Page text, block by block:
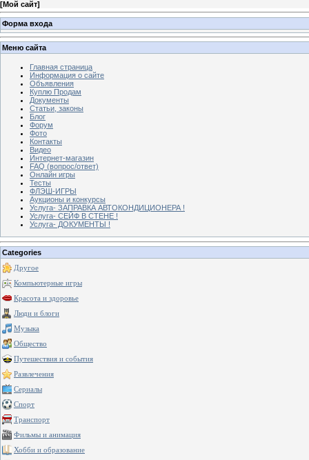
[Мой сайт]
Форма входа
Меню сайта
Главная страница
Информация о сайте
Объявления
Куплю Продам
Документы
Статьи, законы
Блог
Форум
Фото
Контакты
Видео
Интернет-магазин
FAQ (вопрос/ответ)
Онлайн игры
Тесты
ФЛЭШ-ИГРЫ
Аукционы и конкурсы
Услуга- ЗАПРАВКА АВТОКОНДИЦИОНЕРА !
Услуга- СЕЙФ В СТЕНЕ !
Услуга- ДОКУМЕНТЫ !
Categories
Другое
Компьютерные игры
Красота и здоровье
Люди и блоги
Музыка
Общество
Путешествия и события
Развлечения
Сериалы
Спорт
Транспорт
Фильмы и анимация
Хобби и образование